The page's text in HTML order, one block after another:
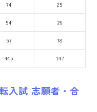
74 25
54 26
57 18
445 147
入試 志願者・合